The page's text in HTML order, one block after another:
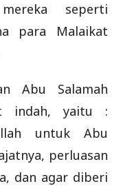
seperti
para Malaikat
Abu Salamah
indah, yaitu :
untuk Abu
perluasan
dan agar diberi